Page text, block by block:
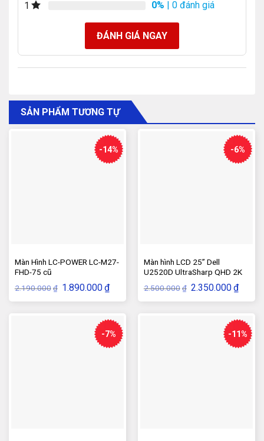
1
0% | 0 đánh giá
ĐÁNH GIÁ NGAY
SẢN PHẨM TƯƠNG TỰ
-14%
Màn Hình LC-POWER LC-M27-
FHD-75 cũ
2.190.000 ₫ Giá
gốc
là:
1.890.000₫Giá
hiện
tại
1.890.000₫.
-6%
Màn hình LCD 25” Dell
U2520D UltraSharp QHD 2K
IPS (USB-C) Cũ
2.500.000 ₫ Giá
gốc
là:
2.350.000₫Giá
hiện
tại
-7% -11%